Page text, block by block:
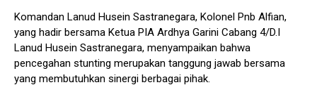
Komandan Lanud Husein Sastranegara, Kolonel Pnb Alfian,
yang hadir bersama Ketua PIA Ardhya Garini Cabang 4/D.I
Lanud Husein Sastranegara, menyampaikan bahwa
pencegahan stunting merupakan tanggung jawab bersama
yang membutuhkan sinergi berbagai pihak.